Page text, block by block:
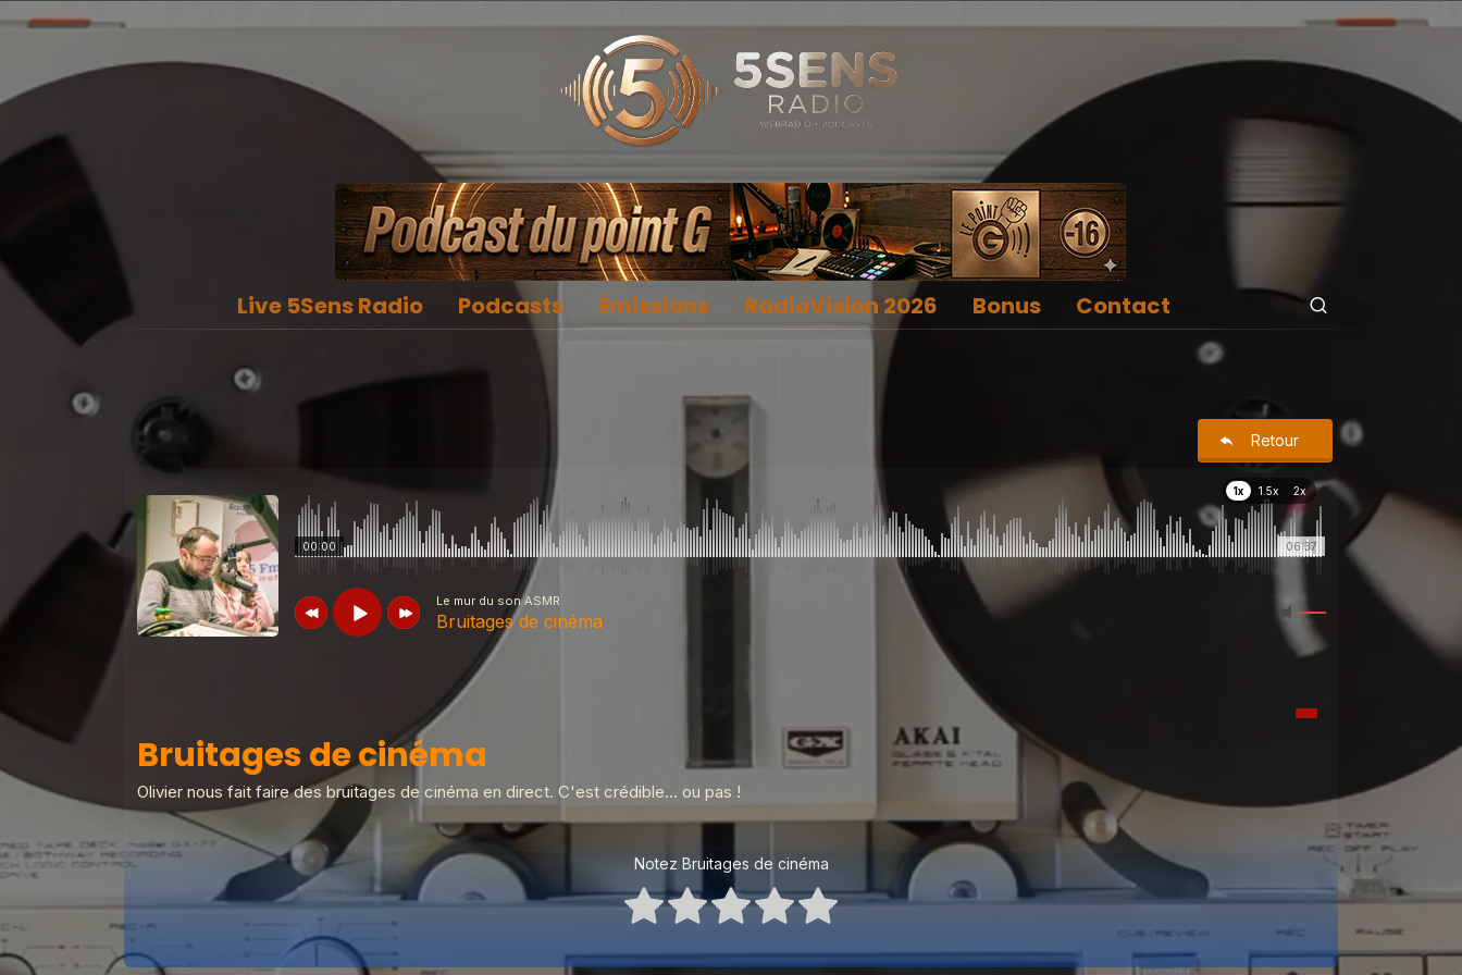
Live 5Sens Radio Podcasts Émissions RadioVision 2026 Bonus Contact
Retour
06:37
00:00
Le mur du son ASMR
Bruitages de cinéma
Bruitages de cinéma
Le mur du son ASMR Le sons des marques
Le mur du son ASMR On écoute vos sons (partie 2)
Le mur du son ASMR On écoute vos sons (partie 1)
1x 1.5x 2x
Bruitages de cinéma
Olivier nous fait faire des bruitages de cinéma en direct. C'est crédible... ou pas !
Notez Bruitages de cinéma